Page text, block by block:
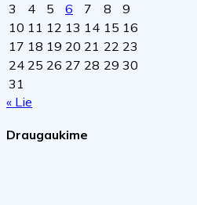
3
4 5 6 7 8
9
10 11 12 13 14 15 16
17 18 19 20 21 22 23
24 25 26 27 28 29 30
31
« Lie
Draugaukime